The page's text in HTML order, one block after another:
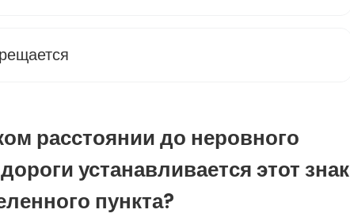
расстоянии до неровного
устанавливается этот знак
пункта?